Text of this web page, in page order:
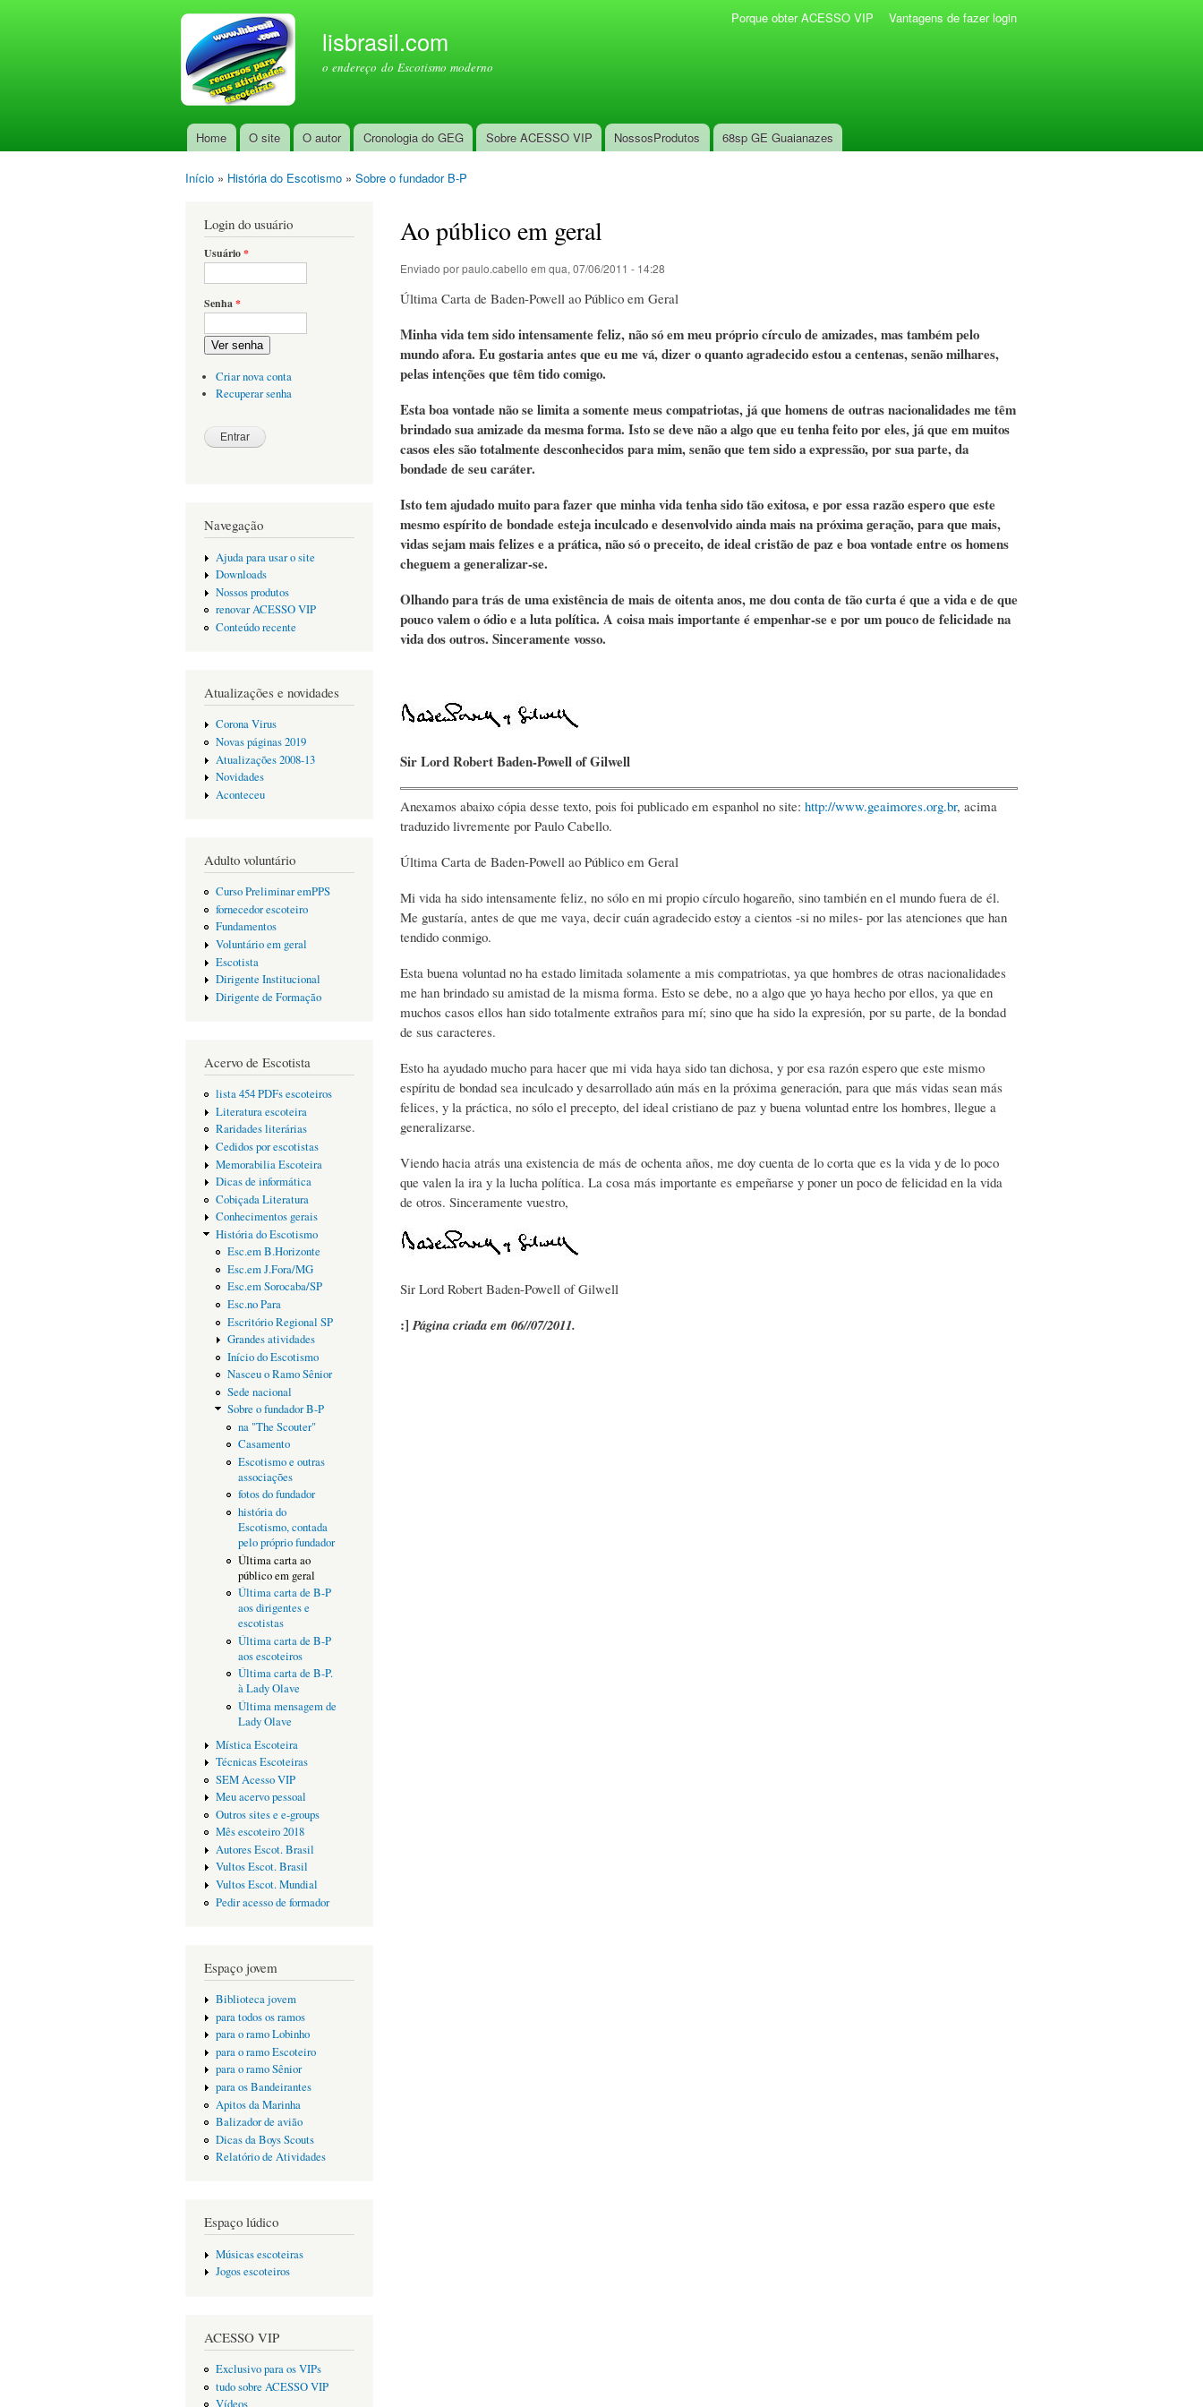
lisbrasil.com
o endereço do Escotismo moderno
Menu principal
Home O site O autor Cronologia do GEG Sobre ACESSO VIP NossosProdutos 68sp GE Guaianazes
Porque obter ACESSO VIP Vantagens de fazer login
Início » História do Escotismo » Sobre o fundador B-P
Login do usuário
Usuário*
Senha*
Ver senha
Criar nova conta
Recuperar senha
Navegação
Ajuda para usar o site
Downloads
Nossos produtos
renovar ACESSO VIP
Conteúdo recente
Atualizações e novidades
Corona Virus
Novas páginas 2019
Atualizações 2008-13
Novidades
Aconteceu
Adulto voluntário
Curso Preliminar emPPS
fornecedor escoteiro
Fundamentos
Voluntário em geral
Escotista
Dirigente Institucional
Dirigente de Formação
Acervo de Escotista
lista 454 PDFs escoteiros
Literatura escoteira
Raridades literárias
Cedidos por escotistas
Memorabilia Escoteira
Dicas de informática
Cobiçada Literatura
Conhecimentos gerais
História do Escotismo
Esc.em B.Horizonte
Esc.em J.Fora/MG
Esc.em Sorocaba/SP
Esc.no Para
Escritório Regional SP
Grandes atividades
Início do Escotismo
Nasceu o Ramo Sênior
Sede nacional
Sobre o fundador B-P
na "The Scouter"
Casamento
Escotismo e outras
associações
fotos do fundador
história do
Escotismo, contada
pelo próprio fundador
Última carta ao
público em geral
Última carta de B-P
aos dirigentes e
escotistas
Última carta de B-P
aos escoteiros
Última carta de B-P.
à Lady Olave
Última mensagem de
Lady Olave
Mística Escoteira
Técnicas Escoteiras
SEM Acesso VIP
Meu acervo pessoal
Outros sites e e-groups
Mês escoteiro 2018
Autores Escot. Brasil
Vultos Escot. Brasil
Vultos Escot. Mundial
Pedir acesso de formador
Espaço jovem
Biblioteca jovem
para todos os ramos
para o ramo Lobinho
para o ramo Escoteiro
para o ramo Sênior
para os Bandeirantes
Apitos da Marinha
Balizador de avião
Dicas da Boys Scouts
Relatório de Atividades
Espaço lúdico
Músicas escoteiras
Jogos escoteiros
ACESSO VIP
Exclusivo para os VIPs
tudo sobre ACESSO VIP
Ao público em geral
Enviado porpaulo.cabello em qua, 07/06/2011 - 14:28
Última Carta de Baden-Powell ao Público em Geral
Minha vida tem sido intensamente feliz, não só em meu próprio círculo de amizades, mas também pelo
mundo afora. Eu gostaria antes que eu me vá, dizer o quanto agradecido estou a centenas, senão milhares,
pelas intenções que têm tido comigo.
Esta boa vontade não se limita a somente meus compatriotas, já que homens de outras nacionalidades me têm
brindado sua amizade da mesma forma. Isto se deve não a algo que eu tenha feito por eles, já que em muitos
casos eles são totalmente desconhecidos para mim, senão que tem sido a expressão, por sua parte, da
bondade de seu caráter.
Isto tem ajudado muito para fazer que minha vida tenha sido tão exitosa, e por essa razão espero que este
mesmo espírito de bondade esteja inculcado e desenvolvido ainda mais na próxima geração, para que mais,
vidas sejam mais felizes e a prática, não só o preceito, de ideal cristão de paz e boa vontade entre os homens
cheguem a generalizar-se.
Olhando para trás de uma existência de mais de oitenta anos, me dou conta de tão curta é que a vida e de que
pouco valem o ódio e a luta política. A coisa mais importante é empenhar-se e por um pouco de felicidade na
vida dos outros. Sinceramente vosso.
Sir Lord Robert Baden-Powell of Gilwell
Anexamos abaixo cópia desse texto, pois foi publicado em espanhol no site: http://www.geaimores.org.br, acima
traduzido livremente por Paulo Cabello.
Última Carta de Baden-Powell ao Público em Geral
Mi vida ha sido intensamente feliz, no sólo en mi propio círculo hogareño, sino también en el mundo fuera de él.
Me gustaría, antes de que me vaya, decir cuán agradecido estoy a cientos -si no miles- por las atenciones que han
tendido conmigo.
Esta buena voluntad no ha estado limitada solamente a mis compatriotas, ya que hombres de otras nacionalidades
me han brindado su amistad de la misma forma. Esto se debe, no a algo que yo haya hecho por ellos, ya que en
muchos casos ellos han sido totalmente extraños para mí; sino que ha sido la expresión, por su parte, de la bondad
de sus caracteres.
Esto ha ayudado mucho para hacer que mi vida haya sido tan dichosa, y por esa razón espero que este mismo
espíritu de bondad sea inculcado y desarrollado aún más en la próxima generación, para que más vidas sean más
felices, y la práctica, no sólo el precepto, del ideal cristiano de paz y buena voluntad entre los hombres, llegue a
generalizarse.
Viendo hacia atrás una existencia de más de ochenta años, me doy cuenta de lo corta que es la vida y de lo poco
que valen la ira y la lucha política. La cosa más importante es empeñarse y poner un poco de felicidad en la vida
de otros. Sinceramente vuestro,
Sir Lord Robert Baden-Powell of Gilwell
:]Página criada em 06//07/2011.